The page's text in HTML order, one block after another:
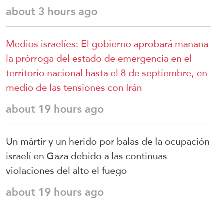
about 3 hours ago
Medios israelíes: El gobierno aprobará mañana
la prórroga del estado de emergencia en el
territorio nacional hasta el 8 de septiembre, en
medio de las tensiones con Irán
about 19 hours ago
Un mártir y un herido por balas de la ocupación
israelí en Gaza debido a las continuas
violaciones del alto el fuego
about 19 hours ago